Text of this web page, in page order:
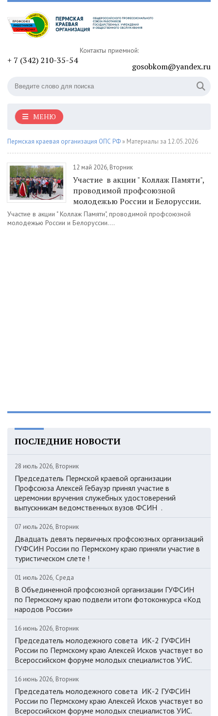
Контакты приемной:
+ 7 (342) 210-35-54
gosobkom@yandex.ru
МЕНЮ
Пермская краевая организация ОПС РФ » Материалы за 12.05.2026
12 май 2026, Вторник
Участие в акции " Коллаж Памяти",
проводимой профсоюзной
молодежью России и Белоруссии.
Участие в акции " Коллаж Памяти", проводимой профсоюзной
молодежью России и Белоруссии....
ПОСЛЕДНИЕ НОВОСТИ
28 июль 2026, Вторник
Председатель Пермской краевой организации
Профсоюза Алексей Гебауэр принял участие в
церемонии вручения служебных удостоверений
выпускникам ведомственных вузов ФСИН .
07 июль 2026, Вторник
Двадцать девять первичных профсоюзных организаций
ГУФСИН России по Пермскому краю приняли участие в
туристическом слете !
01 июль 2026, Среда
В Объединенной профсоюзной организации ГУФСИН
по Пермскому краю подвели итоги фотоконкурса «Код
народов России»
16 июнь 2026, Вторник
Председатель молодежного совета ИК-2 ГУФСИН
России по Пермскому краю Алексей Исков участвует во
Всероссийском форуме молодых специалистов УИС.
16 июнь 2026, Вторник
Председатель молодежного совета ИК-2 ГУФСИН
России по Пермскому краю Алексей Исков участвует во
Всероссийском форуме молодых специалистов УИС.